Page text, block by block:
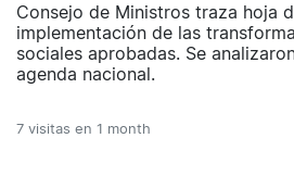
Consejo de Ministros traza hoja
implementación de las
sociales aprobadas. Se
agenda nacional.
7 visitas en 1 month